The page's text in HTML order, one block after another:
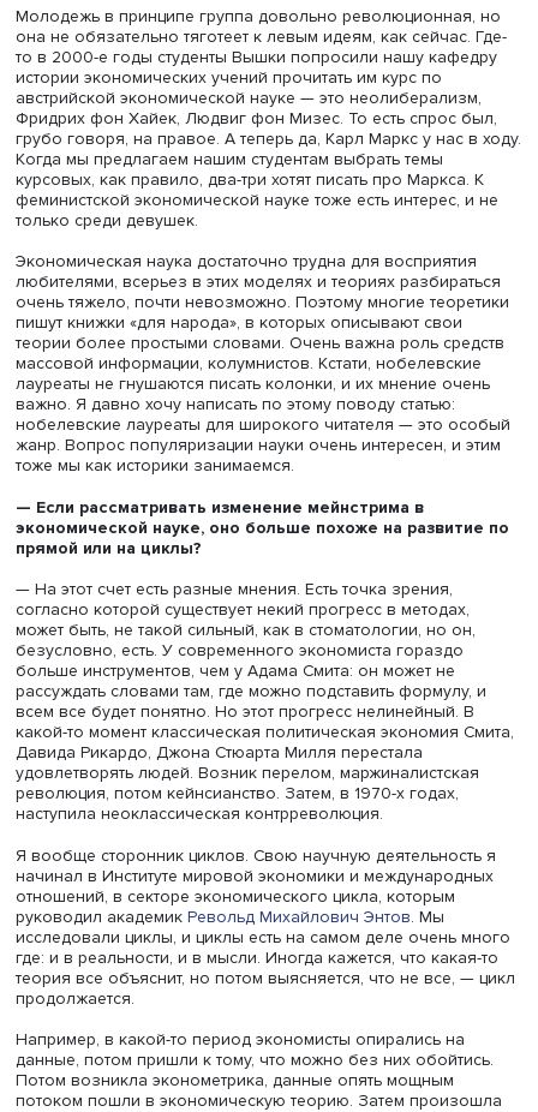
кейнсианцы, их прогнали, и макроэкономика перестала
кейнсианской, стала неоклассической. А теперь, после
Великой рецессии, мы наблюдаем некий возврат, и
новые модели, сохраняя что-то от неоклассики,
себя и кейнсианские элементы.
Джон Мейнард Кейнс, фото: peoples.ru
Молодежь в принципе группа довольно
она не обязательно тяготеет к левым идеям, как
то в 2000-е годы студенты Вышки попросили нашу
истории экономических учений прочитать им курс по
австрийской экономической науке — это
Фридрих фон Хайек, Людвиг фон Мизес. То есть спрос
грубо говоря, на правое. А теперь да, Карл Маркс у нас
Когда мы предлагаем нашим студентам выбрать темы
курсовых, как правило, два-три хотят писать про
феминистской экономической науке тоже есть интерес,
только среди девушек.
Экономическая наука достаточно трудна для
любителями, всерьез в этих моделях и теориях
очень тяжело, почти невозможно. Поэтому многие
пишут книжки «для народа», в которых описывают свои
теории более простыми словами. Очень важна роль
массовой информации, колумнистов. Кстати,
лауреаты не гнушаются писать колонки, и их мнение
нобелевские лауреаты для широкого читателя — это
жанр. Вопрос популяризации науки очень интересен, и
тоже мы как историки занимаемся.